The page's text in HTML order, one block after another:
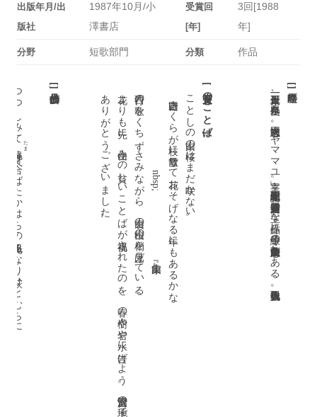
出版年月/出
版社
1987年10月/小
澤書店
受賞回
[年]
3回[1988
年]
分野 短歌部門 分類 作品
[
]
大正十五年一月一日、奈良県生れ。同志社大中退。「ヤママユ」主宰。昭和五十三年『縄文紀』で第十二回迢空賞受賞。主な作品に『子午線の繭』『前登志夫歌集』がある。現代歌人協会会員。
[
受賞のことば
]
ことしの山家の桜はまだ咲かない。
吉野山さくらが枝に雪散りて花おそげなる年にもあるかな
nbsp;
西行の歌をくちずさみながら、裏山の山桜の梢を見上げている。
花よりも先に、山住みの貧しいことばが祝福されたのを、春の樹々や岩や水に告げよう。宮沢賢治の土地で賞をいただけるのもうれしい。
ありがとうございました。
[
]
つつしみて
たま
寄り合へばたかはらの風光るなり萩ひとむらに